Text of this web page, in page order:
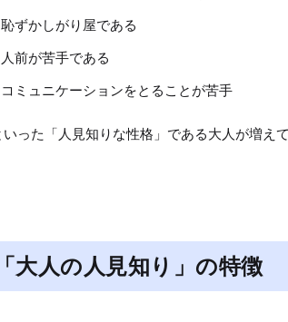
恥ずかしがり屋である
人前が苦手である
コミュニケーションをとることが苦手
「大人の人見知り」の特徴